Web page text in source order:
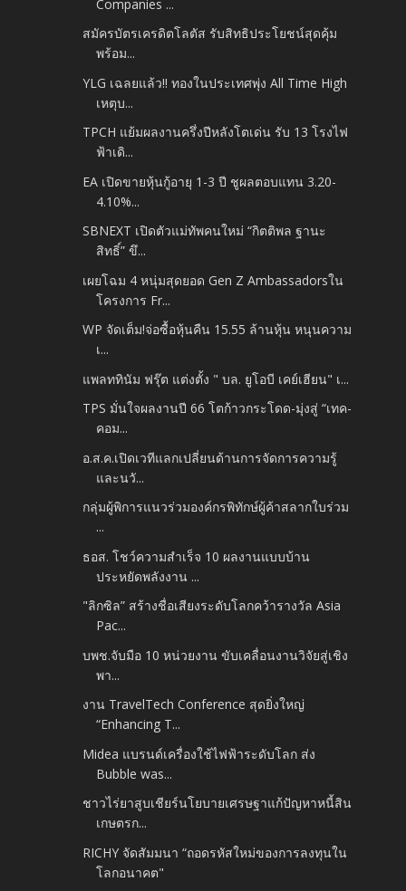
Companies ...
สมัครบัตรเครดิตโลตัส รับสิทธิประโยชน์สุดคุ้ม
พร้อม...
YLG เฉลยแล้ว!! ทองในประเทศพุ่ง All Time High
เหตุบ...
TPCH แย้มผลงานครึ่งปีหลังโตเด่น รับ 13 โรงไฟ
ฟ้าเดิ...
EA เปิดขายหุ้นกู้อายุ 1-3 ปี ชูผลตอบแทน 3.20-
4.10%...
SBNEXT เปิดตัวแม่ทัพคนใหม่ “กิตติพล ฐานะ
สิทธิ์” ขึ...
เผยโฉม 4 หนุ่มสุดยอด Gen Z Ambassadorsใน
โครงการ Fr...
WP จัดเต็ม!จ่อซื้อหุ้นคืน 15.55 ล้านหุ้น หนุนความ
เ...
แพลททินัม ฟรุ๊ต แต่งตั้ง " บล. ยูโอบี เคย์เฮียน" เ...
TPS มั่นใจผลงานปี 66 โตก้าวกระโดด-มุ่งสู่ “เทค-
คอม...
อ.ส.ค.เปิดเวทีแลกเปลี่ยนด้านการจัดการความรู้
และนวั...
กลุ่มผู้พิการแนวร่วมองค์กรพิทักษ์ผู้ค้าสลากใบร่วม
...
ธอส. โชว์ความสำเร็จ 10 ผลงานแบบบ้าน
ประหยัดพลังงาน ...
"ลิกซิล” สร้างชื่อเสียงระดับโลกคว้ารางวัล Asia
Pac...
บพช.จับมือ 10 หน่วยงาน ขับเคลื่อนงานวิจัยสู่เชิง
พา...
งาน TravelTech Conference สุดยิ่งใหญ่
“Enhancing T...
Midea แบรนด์เครื่องใช้ไฟฟ้าระดับโลก ส่ง
Bubble was...
ชาวไร่ยาสูบเชียร์นโยบายเศรษฐาแก้ปัญหาหนี้สิน
เกษตรก...
RICHY จัดสัมมนา “ถอดรหัสใหม่ของการลงทุนใน
โลกอนาคต"